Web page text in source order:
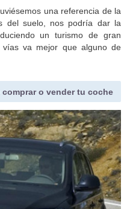
una referencia de la
del suelo, nos podría dar la
un turismo de gran
va mejor que alguno de
o vender tu coche